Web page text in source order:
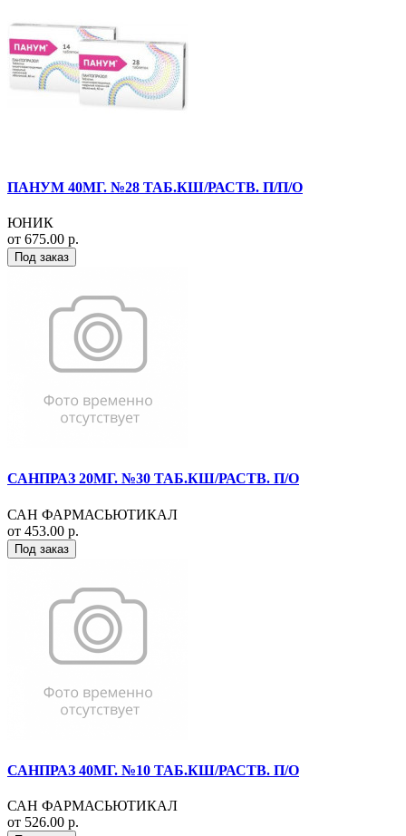
ПАНУМ 40МГ. №28 ТАБ.КШ/РАСТВ. П/П/О
ЮНИК
от 675.00 р.
Под заказ
САНПРАЗ 20МГ. №30 ТАБ.КШ/РАСТВ. П/О
САН ФАРМАСЬЮТИКАЛ
от 453.00 р.
Под заказ
САНПРАЗ 40МГ. №10 ТАБ.КШ/РАСТВ. П/О
САН ФАРМАСЬЮТИКАЛ
от 526.00 р.